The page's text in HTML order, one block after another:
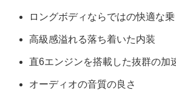
ロングボディならではの快適な
高級感溢れる落ち着いた内装
直6エンジンを搭載した抜群の加
オーディオの音質の良さ